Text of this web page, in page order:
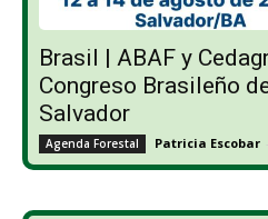
Brasil | ABAF y
Congreso Brasileño
Salvador
Agenda Forestal Patricia Escobar -